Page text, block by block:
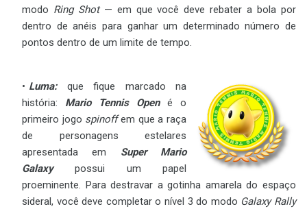
modo Ring Shot— em que você deve rebater a bola por
dentro de anéis para ganhar um determinado número de
pontos dentro de um limite de tempo.
Luma:que fique marcado na
história: Mario Tennis Opené o
primeiro jogo spinoffem que a raça
de personagens estelares
apresentada em Super Mario
Galaxypossui um papel
proeminente. Para destravar a gotinha amarela do espaço
sideral, você deve completar o nível 3 do modo Galaxy Rally